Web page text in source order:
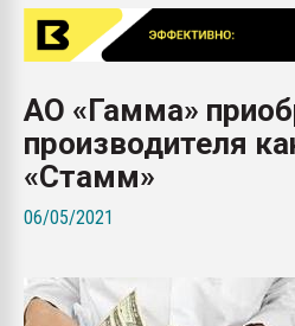
АО «Гамма»
производителя
«Стамм»
06/05/2021